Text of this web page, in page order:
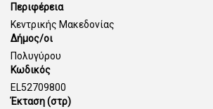
Περιφέρεια
Κεντρικής Μακεδονίας
Δήμος/οι
Πολυγύρου
Κωδικός
EL52709800
Έκταση (στρ)